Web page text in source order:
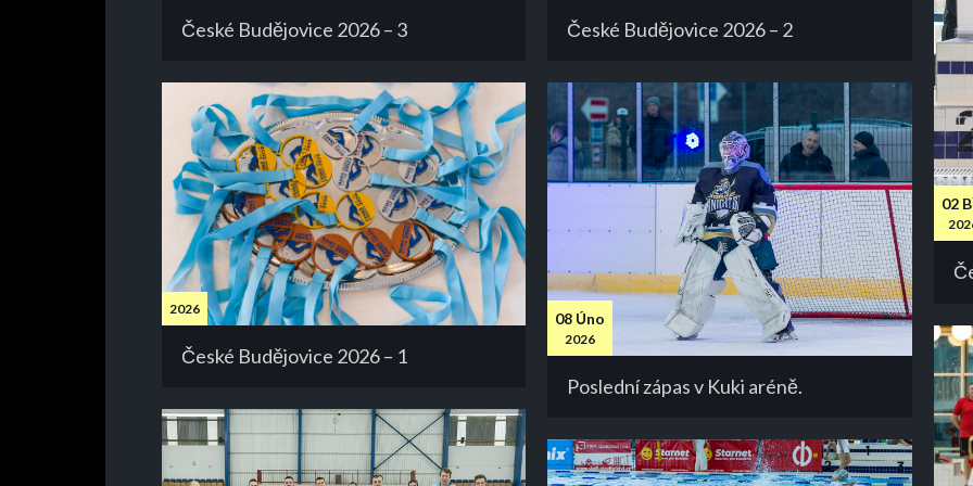
České Budějovice 2026 – 3 České Budějovice 2026 – 2
02
2026
České Budějovice 2026 – 1
08 Úno
2026
Poslední zápas v Kuki aréně.